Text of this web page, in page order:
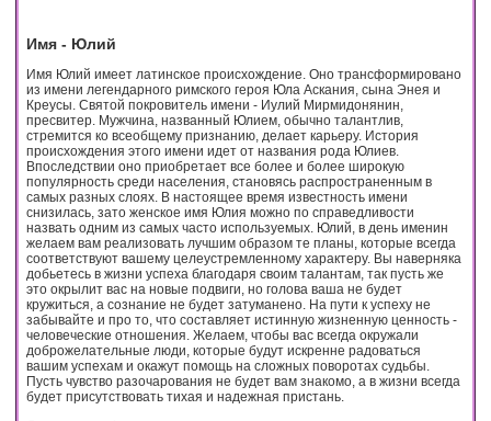
Имя - Юлий
Имя Юлий имеет латинское происхождение. Оно трансформировано
из имени легендарного римского героя Юла Аскания, сына Энея и
Креусы. Святой покровитель имени - Иулий Мирмидонянин,
пресвитер. Мужчина, названный Юлием, обычно талантлив,
стремится ко всеобщему признанию, делает карьеру. История
происхождения этого имени идет от названия рода Юлиев.
Впоследствии оно приобретает все более и более широкую
популярность среди населения, становясь распространенным в
самых разных слоях. В настоящее время известность имени
снизилась, зато женское имя Юлия можно по справедливости
назвать одним из самых часто используемых. Юлий, в день именин
желаем вам реализовать лучшим образом те планы, которые всегда
соответствуют вашему целеустремленному характеру. Вы наверняка
добьетесь в жизни успеха благодаря своим талантам, так пусть же
это окрылит вас на новые подвиги, но голова ваша не будет
кружиться, а сознание не будет затуманено. На пути к успеху не
забывайте и про то, что составляет истинную жизненную ценность -
человеческие отношения. Желаем, чтобы вас всегда окружали
доброжелательные люди, которые будут искренне радоваться
вашим успехам и окажут помощь на сложных поворотах судьбы.
Пусть чувство разочарования не будет вам знакомо, а в жизни всегда
будет присутствовать тихая и надежная пристань.